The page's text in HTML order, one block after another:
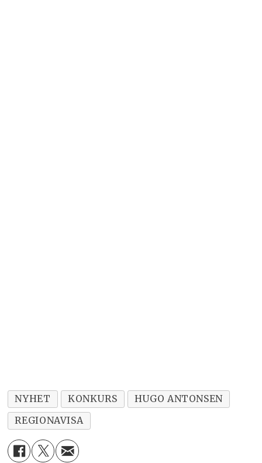
NYHET KONKURS
HUGO ANTONSEN
REGIONAVISA